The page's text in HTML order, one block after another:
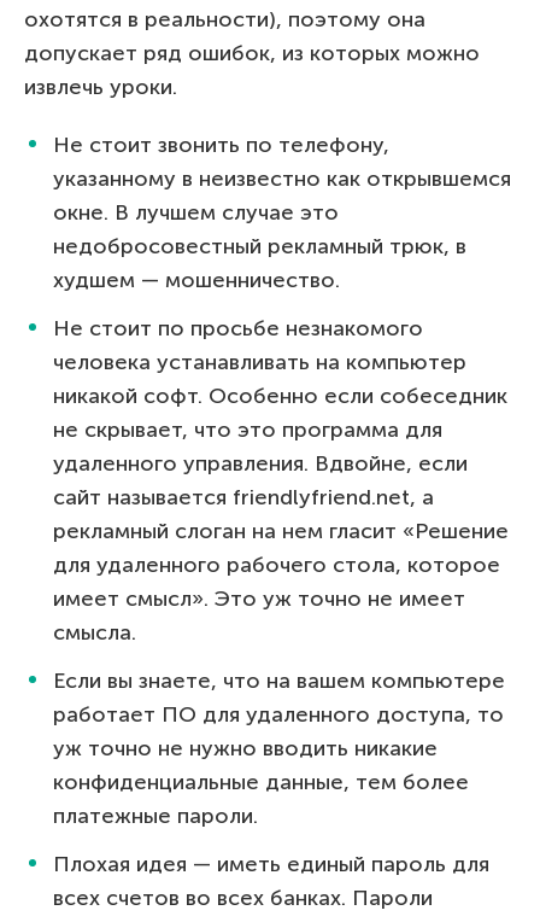
охотятся в реальности), поэтому она
допускает ряд ошибок, из которых можно
извлечь уроки.
Не стоит звонить по телефону,
указанному в неизвестно как открывшемся
окне. В лучшем случае это
недобросовестный рекламный трюк, в
худшем — мошенничество.
Не стоит по просьбе незнакомого
человека устанавливать на компьютер
никакой софт. Особенно если собеседник
не скрывает, что это программа для
удаленного управления. Вдвойне, если
сайт называется friendlyfriend.net, а
рекламный слоган на нем гласит «Решение
для удаленного рабочего стола, которое
имеет смысл». Это уж точно не имеет
смысла.
Если вы знаете, что на вашем компьютере
работает ПО для удаленного доступа, то
уж точно не нужно вводить никакие
конфиденциальные данные, тем более
платежные пароли.
Плохая идея — иметь единый пароль для
всех счетов во всех банках. Пароли